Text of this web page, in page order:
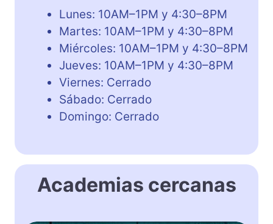
Lunes: 10AM–1PM y 4:30–8PM
Martes: 10AM–1PM y 4:30–8PM
Miércoles: 10AM–1PM y 4:30–8PM
Jueves: 10AM–1PM y 4:30–8PM
Viernes: Cerrado
Sábado: Cerrado
Domingo: Cerrado
Academias cercanas